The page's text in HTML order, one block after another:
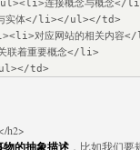
连接概念与概念</
对应网站的相关内容
td>
h2>
的抽象描述 ，比如我们要